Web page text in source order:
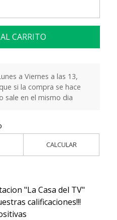
CARRITO
a Viernes a las 13,
si la compra se hace
sale en el mismo dia
CALCULAR
"La Casa del TV"
calificaciones!!!